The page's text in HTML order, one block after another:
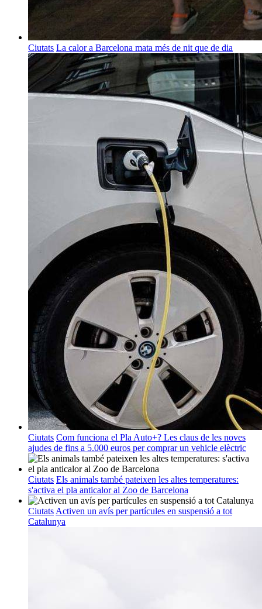
Ciutats La calor a Barcelona mata més de nit que de dia
Ciutats Com funciona el Pla Auto+? Les claus de les noves
ajudes de fins a 5.000 euros per comprar un vehicle elèctric
Ciutats Els animals també pateixen les altes temperatures:
s'activa el pla anticalor al Zoo de Barcelona
Ciutats Activen un avís per partícules en suspensió a tot
Catalunya